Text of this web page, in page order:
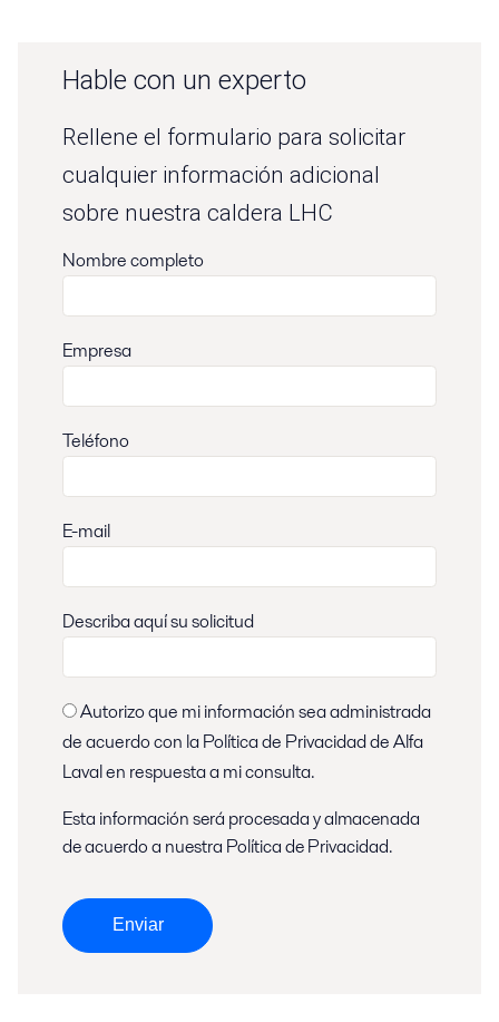
Hable con un experto
Rellene el formulario para solicitar
cualquier información adicional
sobre nuestra caldera LHC
Nombre completo
Empresa
Teléfono
E-mail
Describa aquí su solicitud
de acuerdo con la Política de Privacidad de Alfa
Laval en respuesta a mi consulta.
Esta información será procesada y almacenada
de acuerdo a nuestra Política de Privacidad.
Enviar